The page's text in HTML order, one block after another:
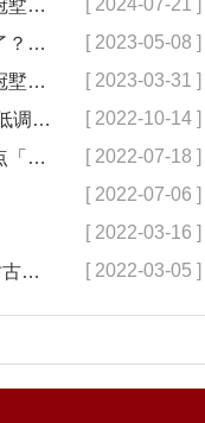
法式轻奢风门窗到底好不好？【冠墅阳光】
南京鸡鸣红木纹色仿古门窗出圈了？【冠墅阳光】 [ 2023-05-08 ]
酒店建筑设计中的民国风门窗【冠墅阳光】 [ 2023-03-31 ]
在农村建这样大落地窗的房子,想低调都难吧【冠墅阳光】 [ 2022-10-14 ]
中式别墅设计装修时需要注意的点「冠墅阳光」 [ 2022-07-18 ]
[ 2022-07-06 ]
[ 2022-03-16 ]
云南建水240平自建房窗纱一体仿古门窗完工「冠墅阳光」 [ 2022-03-05 ]